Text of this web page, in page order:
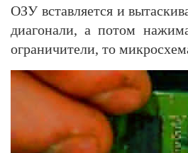
ОЗУ вставляется и
диагонали, а потом
ограничители, то